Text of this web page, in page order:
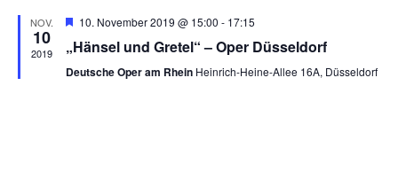
NOV.
10
2019
Hervorgehoben
10. November 2019 @ 15:00 - 17:15
„Hänsel und Gretel“ – Oper Düsseldorf
Deutsche Oper am Rhein Heinrich-Heine-Allee 16A, Düsseldorf